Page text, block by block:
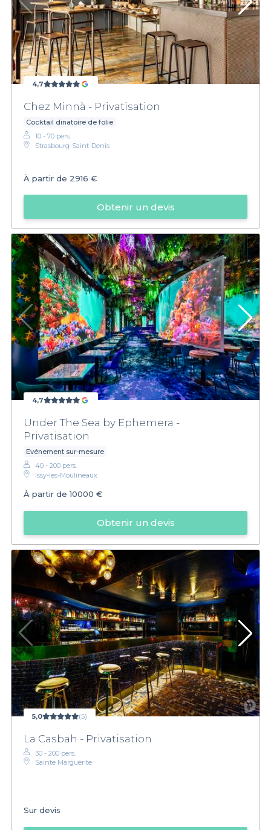
4,7
Chez Minnà - Privatisation
Cocktail dinatoire de folie
10 - 70 pers.
Strasbourg-Saint-Denis
À partir de 2916 €
Obtenir un devis
4,7
Under The Sea by Ephemera -
Privatisation
Evénement sur-mesure
40 - 200 pers.
Issy-les-Moulineaux
À partir de10000 €
Obtenir un devis
5,0 (5)
La Casbah - Privatisation
30 - 200 pers.
Sainte Marguerite
Sur devis